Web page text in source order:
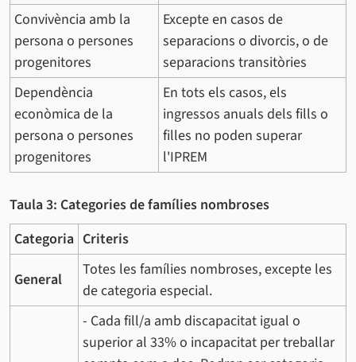
Convivència amb la
persona o persones
progenitores
Excepte en casos de
separacions o divorcis, o de
separacions transitòries
Dependència
econòmica de la
persona o persones
progenitores
En tots els casos, els
ingressos anuals dels fills o
filles no poden superar
l'IPREM
Taula 3: Categories de famílies nombroses
Categoria Criteris
General
Totes les famílies nombroses, excepte les
de categoria especial.
- Cada fill/a amb discapacitat igual o
superior al 33% o incapacitat per treballar